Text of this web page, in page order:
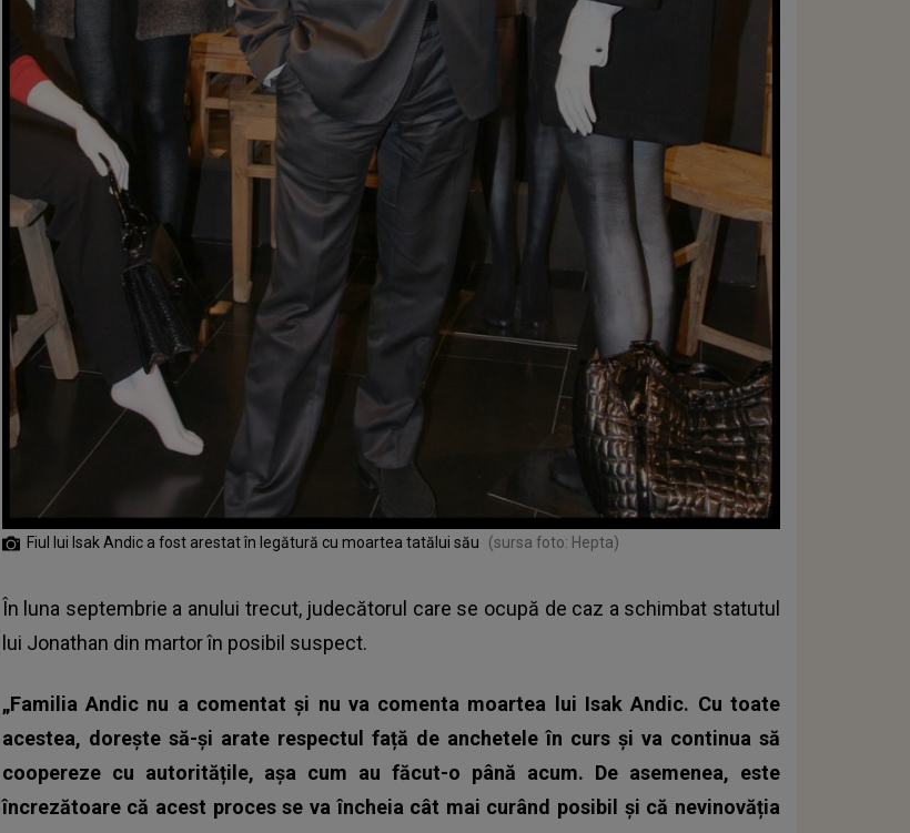
Fiul lui Isak Andic a fost arestat în legătură cu moartea tatălui său (sursa foto: Hepta)
În luna septembrie a anului trecut, judecătorul care se ocupă de caz a schimbat statutul
lui Jonathan din martor în posibil suspect.
„Familia Andic nu a comentat și nu va comenta moartea lui Isak Andic. Cu toate
acestea, dorește să-și arate respectul față de anchetele în curs și va continua să
coopereze cu autoritățile, așa cum au făcut-o până acum. De asemenea, este
încrezătoare că acest proces se va încheia cât mai curând posibil și că nevinovăția